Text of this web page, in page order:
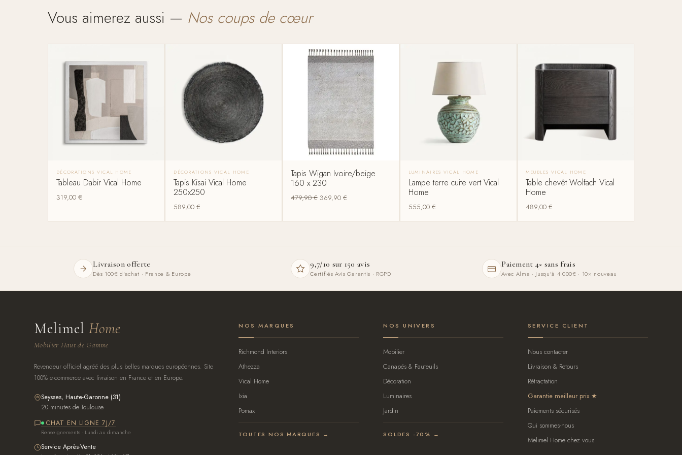
Vous aimerez aussi — Nos coups de cœur
DÉCORATIONS VICAL HOME
Tableau Dabir Vical Home
319,00€
DÉCORATIONS VICAL HOME
Tapis Kisai Vical Home
250x250
589,00€
Tapis Wigan Ivoire/beige
160 x 230
479,90€ 369,90€
LUMINAIRES VICAL HOME
Lampe terre cuite vert Vical
Home
555,00 €
MEUBLES VICAL HOME
Table chevêt Wolfach Vical
Home
489,00 €
Livraison offerte
Dès 100€ d'achat · France & Europe
9,7/10 sur 150 avis
Certifiés Avis Garantis · RGPD
Paiement 4× sans frais
Avec Alma · Jusqu'à 4 000€ · 10× nouveau
MelimelHome
Mobilier Haut de Gamme
Revendeur officiel agréé des plus belles marques européennes. Site
100% e-commerce avec livraison en France et en Europe.
Seysses, Haute-Garonne (31)
20 minutes de Toulouse
CHAT EN LIGNE 7J/7
Renseignements · Lundi au dimanche
Service Après-Vente
NOS MARQUES
Richmond Interiors
Athezza
Vical Home
Ixia
Pomax
TOUTES NOS MARQUES →
NOS UNIVERS
Mobilier
Canapés & Fauteuils
Décoration
Luminaires
Jardin
SOLDES -70% →
SERVICE CLIENT
Nous contacter
Livraison & Retours
Rétractation
Garantie meilleur prix
Paiements sécurisés
Qui sommes-nous
Melimel Home chez vous